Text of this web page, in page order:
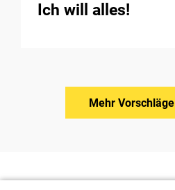
Ich will alles!
Mehr